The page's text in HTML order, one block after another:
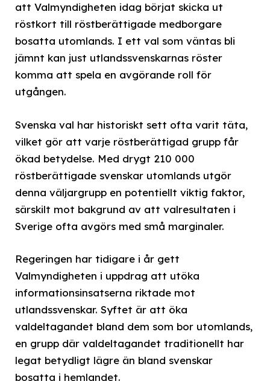
att Valmyndigheten idag börjat skicka ut
röstkort till röstberättigade medborgare
bosatta utomlands. I ett val som väntas bli
jämnt kan just utlandssvenskarnas röster
komma att spela en avgörande roll för
utgången.
Svenska val har historiskt sett ofta varit täta,
vilket gör att varje röstberättigad grupp får
ökad betydelse. Med drygt 210 000
röstberättigade svenskar utomlands utgör
denna väljargrupp en potentiellt viktig faktor,
särskilt mot bakgrund av att valresultaten i
Sverige ofta avgörs med små marginaler.
Regeringen har tidigare i år gett
Valmyndigheten i uppdrag att utöka
informationsinsatserna riktade mot
utlandssvenskar. Syftet är att öka
valdeltagandet bland dem som bor utomlands,
en grupp där valdeltagandet traditionellt har
legat betydligt lägre än bland svenskar
bosatta i hemlandet.